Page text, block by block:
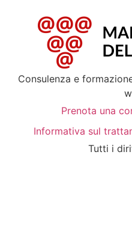
Consulenza e
Prenota una
Informativa sul
Tutti i